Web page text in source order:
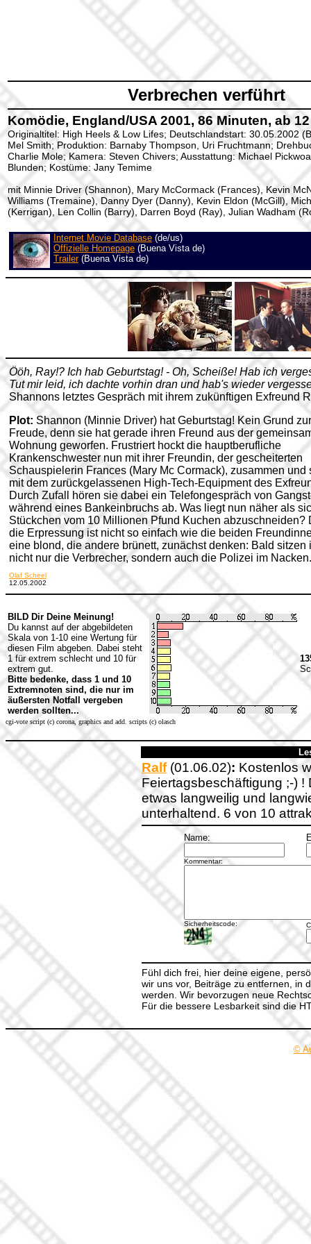
Verbrechen verführt
Komödie, England/USA 2001, 86 Minuten, ab 12
Originaltitel: High Heels & Low Lifes; Deutschlandstart: 30.05.2002
Mel Smith; Produktion: Barnaby Thompson, Uri Fruchtmann;
Charlie Mole; Kamera: Steven Chivers; Ausstattung: Michael
Blunden; Kostüme: Jany Temime
mit Minnie Driver (Shannon), Mary McCormack (Frances), Kevin
Williams (Tremaine), Danny Dyer (Danny), Kevin Eldon (McGill),
(Kerrigan), Len Collin (Barry), Darren Boyd (Ray), Julian Wadham
Internet Movie Database (de/us)
Offizielle Homepage (Buena Vista de)
Trailer(Buena Vista de)
Ööh, Ray!? Ich hab Geburtstag! - Oh, Scheiße! Hab ich
Tut mir leid, ich dachte vorhin dran und hab's wieder
Shannons letztes Gespräch mit ihrem zukünftigen Exfreund
Plot: Shannon (Minnie Driver) hat Geburtstag! Kein Grund zur
Freude, denn sie hat gerade ihren Freund aus der
Wohnung geworfen. Frustriert hockt die hauptberufliche
Krankenschwester nun mit ihrer Freundin, der gescheiterten
Schauspielerin Frances (Mary Mc Cormack), zusammen und
mit dem zurückgelassenen High-Tech-Equipment des
Durch Zufall hören sie dabei ein Telefongespräch von
während eines Bankeinbruchs ab. Was liegt nun näher als
Stückchen vom 10 Millionen Pfund Kuchen abzuschneiden?
die Erpressung ist nicht so einfach wie die beiden
eine blond, die andere brünett, zunächst denken: Bald sitzen
nicht nur die Verbrecher, sondern auch die Polizei im Nacken.
Olaf Scheel
12.05.2002
BILD Dir Deine Meinung!
Du kannst auf der abgebildeten
Skala von 1-10 eine Wertung für
diesen Film abgeben. Dabei steht
1 für extrem schlecht und 10 für
extrem gut.
Bitte bedenke, dass 1 und 10
Extremnoten sind, die nur im
äußersten Notfall vergeben
werden sollten...
cgi-vote script (c) corona, graphics and add. scripts (c) olasch
Ralf(01.06.02): Kostenlos
Feiertagsbeschäftigung ;-)
etwas langweilig und
unterhaltend. 6 von 10
Name:
Kommentar:
Sicherheitscode:
Fühl dich frei, hier deine eigene,
wir uns vor, Beiträge zu entfernen, in
werden. Wir bevorzugen neue
Für die bessere Lesbarkeit sind die
©